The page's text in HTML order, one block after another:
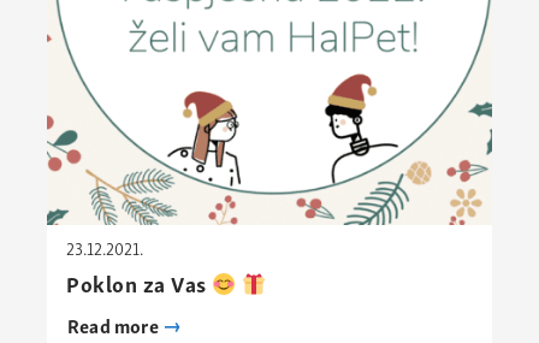
23.12.2021.
Poklon za Vas
Read more